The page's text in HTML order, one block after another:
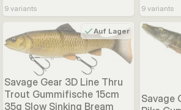
9 variants 9 variants
Auf Lager
Savage Gear 3D Line Thru
Trout Gummifische 15cm
35g Slow Sinking Bream
Savage